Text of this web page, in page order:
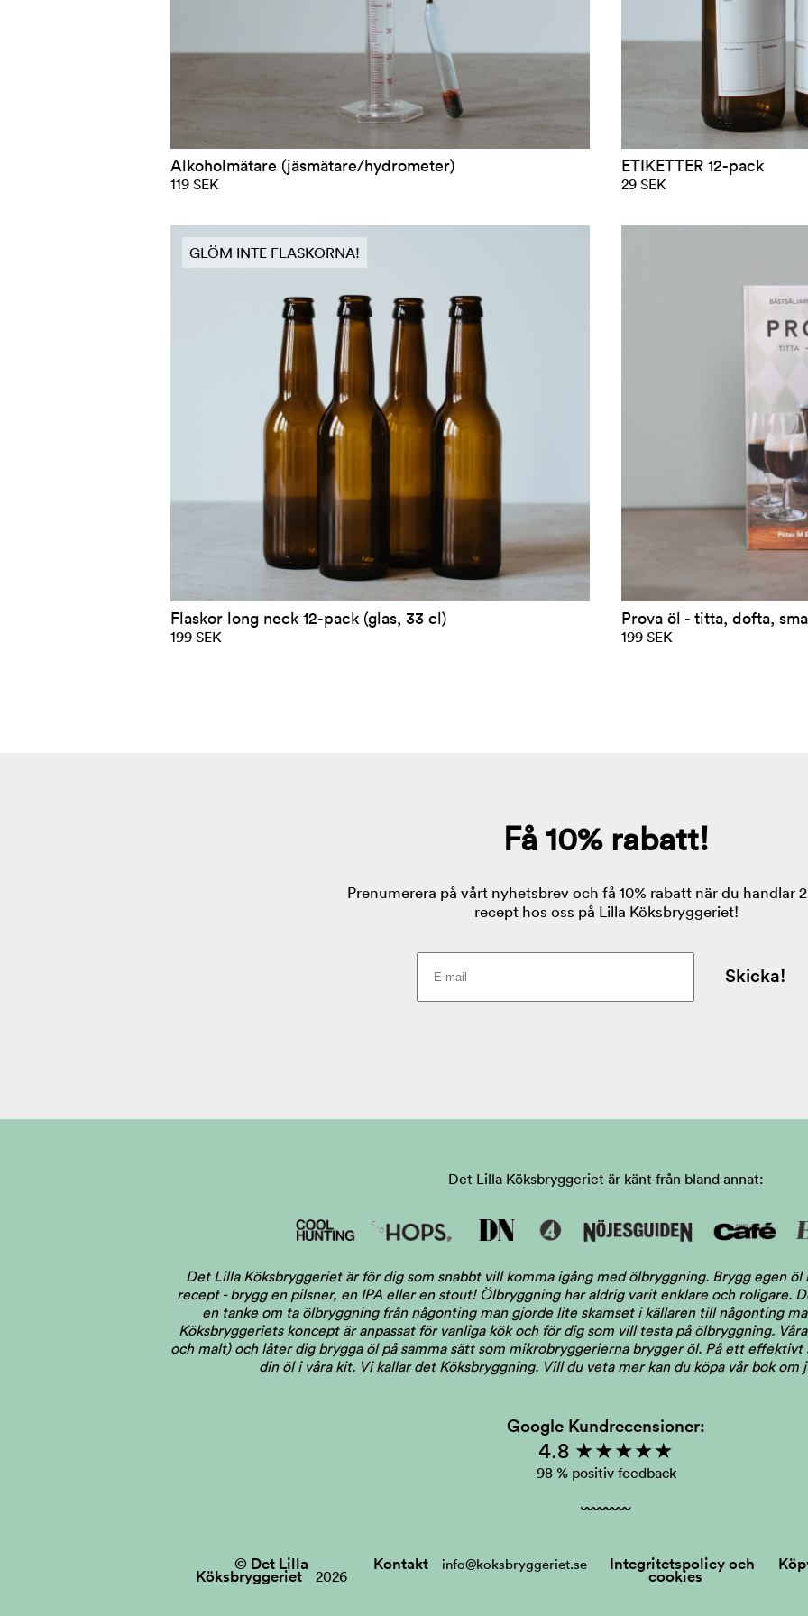
cirka 12 flaskor
som vill börja
står och
ytterst lite plats
nog att stå
Kittad för livet!
går att vändas
anpassad för
är 2-3 timmar
att ha hemma
tratt, visp, en
Alkoholmätare (jäsmätare/hydrometer)
119 SEK
ETIKETTER 12-pack
29 SEK
GLÖM INTE FLASKORNA!
Flaskor long neck 12-pack (glas, 33 cl)
199 SEK
Prova öl - titta, dofta,
199 SEK
Det Lilla Köksbryggeriet är känt från bland annat:
Det Lilla Köksbryggeriet är för dig som snabbt vill komma igång med ölbryggning. Brygg egen
recept - brygg en pilsner, en IPA eller en stout! Ölbryggning har aldrig varit enklare och roligare.
en tanke om ta ölbryggning från någonting man gjorde lite skamset i källaren till någonting
Köksbryggeriets koncept är anpassat för vanliga kök och för dig som vill testa på ölbryggning.
och malt) och låter dig brygga öl på samma sätt som mikrobryggerierna brygger öl. På ett effektivt
din öl i våra kit. Vi kallar det Köksbryggning. Vill du veta mer kan du köpa vår bok om
Google Kundrecensioner:
4.8 ★★★★★
98 % positiv feedback
© Det Lilla
Köksbryggeriet 2026
Kontakt info@koksbryggeriet.se Integritetspolicy och
cookies